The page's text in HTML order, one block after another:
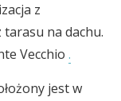
z
tarasu na dachu.
Vecchio .
jest w